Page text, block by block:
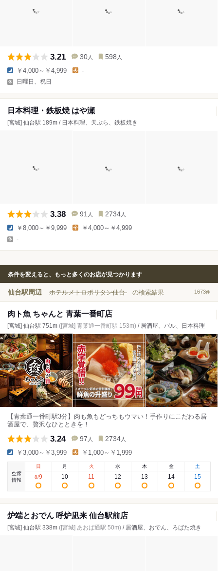
3.21 30 人 598 人
￥4,000～￥4,999 -
日曜日、祝日
日本料理・鉄板焼 はや瀬
[宮城] 仙台駅 189m / 日本料理、天ぷら、鉄板焼き
3.38 91 人 2734 人
￥8,000～￥9,999 ￥4,000～￥4,999
-
条件を変えると、もっと多くのお店が見つかります
仙台駅周辺 ホテルメトロポリタン仙台 の検索結果 1673件
肉ト魚 ちゃんと 青葉一番町店
[宮城] 仙台駅 751m ([宮城] 青葉通一番町駅 153m) / 居酒屋、バル、日本料理
【青葉通一番町駅3分】肉も魚もどっちもウマい！手作りにこだわる居
酒屋で、贅沢なひとときを！
3.24 97 人 2734 人
￥3,000～￥3,999 ￥1,000～￥1,999
空席
情報
日
8/9
月
10
火
11
水
12
木
13
金
14
土
15
炉端とおでん 呼炉凪来 仙台駅前店
[宮城] 仙台駅 338m ([宮城] あおば通駅 50m) / 居酒屋、おでん、ろばた焼き